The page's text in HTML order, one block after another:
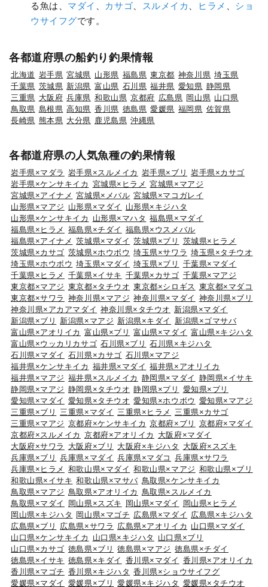
る魚は、 マダイ 、 カサゴ、 スルメイカ 、 ヒラメ 、 ショ
ウサイフグです。
各都道府県の船釣り釣果情報
北海道 岩手県 宮城県 山形県 福島県 東京都 神奈川県 埼玉県
千葉県 茨城県 新潟県 富山県 石川県 福井県 愛知県 静岡県
三重県 大阪府 兵庫県 和歌山県 京都府 広島県 岡山県 山口県
鳥取県 島根県 高知県 香川県 徳島県 愛媛県 福岡県 佐賀県
長崎県 熊本県 大分県 鹿児島県 沖縄県
各都道府県の人気魚種の釣果情報
岩手県×マダラ 岩手県×スルメイカ 岩手県×ブリ
岩手県×カサゴ
岩手県×ケンサキイカ 宮城県×ヒラメ 宮城県×マアジ
宮城県×アイナメ 宮城県×メバル 宮城県×マコガレイ
山形県×マアジ 山形県×マダイ
山形県×キジハタ
山形県×ケンサキイカ
山形県×マハタ 福島県×マダイ
福島県×ヒラメ 福島県×チダイ 福島県×ウスメバル
福島県×アイナメ 茨城県×マダイ 茨城県×ブリ
茨城県×ヒラメ
茨城県×カサゴ 茨城県×ホウボウ 埼玉県×サワラ 埼玉県×タチウオ
埼玉県×ホウボウ 埼玉県×マダイ 埼玉県×ブリ
千葉県×マダイ
千葉県×ヒラメ 千葉県×イサキ 千葉県×カサゴ 千葉県×マアジ
東京都×マアジ 東京都×タチウオ 東京都×シロギス 東京都×マダコ
東京都×サワラ 神奈川県×マアジ 神奈川県×マダイ 神奈川県×ブリ
神奈川県×アカアマダイ 神奈川県×タチウオ 新潟県×マダイ
新潟県×ブリ
新潟県×マアジ 新潟県×キダイ
新潟県×ゴマサバ
富山県×アオリイカ 富山県×ブリ 富山県×マダイ 富山県×キジハタ
富山県×ウッカリカサゴ 石川県×ブリ
石川県×キジハタ
石川県×マダイ 石川県×カサゴ 石川県×マアジ
福井県×ケンサキイカ 福井県×マダイ 福井県×アオリイカ
福井県×マアジ 福井県×スルメイカ 静岡県×マダイ 静岡県×イサキ
静岡県×マアジ 静岡県×タチウオ 静岡県×ブリ
愛知県×ブリ
愛知県×マダイ 愛知県×タチウオ 愛知県×ホウボウ 愛知県×マアジ
三重県×ブリ
三重県×マダイ 三重県×ヒラメ
三重県×カサゴ
三重県×マアジ 京都府×ケンサキイカ 京都府×ブリ
京都府×マダイ
京都府×スルメイカ 京都府×アオリイカ
大阪府×マダイ
大阪府×サワラ
大阪府×ブリ 大阪府×キジハタ
大阪府×スズキ
兵庫県×ブリ
兵庫県×マダイ 兵庫県×マダコ
兵庫県×サワラ
兵庫県×ヒラメ 和歌山県×マダイ 和歌山県×マアジ 和歌山県×ブリ
和歌山県×イサキ 和歌山県×マサバ 鳥取県×ケンサキイカ
鳥取県×マアジ 鳥取県×アオリイカ 鳥取県×スルメイカ
鳥取県×マダイ
岡山県×スズキ 岡山県×マダイ
岡山県×ヒラメ
岡山県×キジハタ
岡山県×マゴチ 広島県×マダイ 広島県×キジハタ
広島県×ブリ
広島県×サワラ 広島県×アオリイカ 山口県×マダイ
山口県×ケンサキイカ
山口県×キジハタ
山口県×ブリ
山口県×カサゴ 徳島県×ブリ 徳島県×マアジ 徳島県×チダイ
徳島県×イサキ 徳島県×キダイ 香川県×マダイ 香川県×アオリイカ
香川県×マゴチ 香川県×キジハタ 香川県×ショウサイフグ
愛媛県×マダイ 愛媛県×ブリ 愛媛県×キジハタ 愛媛県×タチウオ